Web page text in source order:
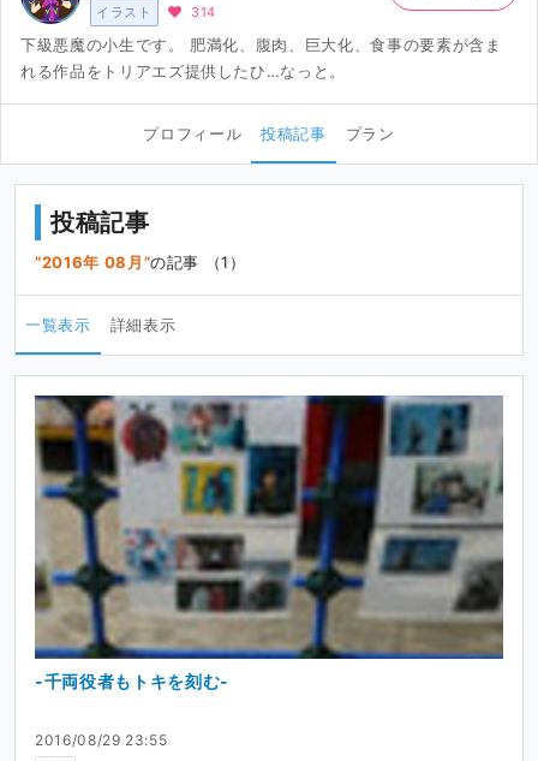
イラスト 314
下級悪魔の小生です。 肥満化、腹肉、巨大化、食事の要素が含ま
れる作品をトリアエズ提供したひ…なっと。
プロフィール 投稿記事 プラン
投稿記事
2016年 08月 の記事 （1）
一覧表示 詳細表示
2016/08/29 23:55
-千両役者もトキを刻む-